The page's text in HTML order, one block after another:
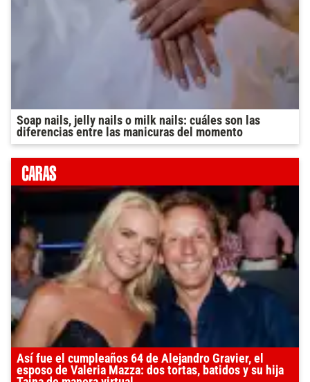
Soap nails, jelly nails o milk nails: cuáles son las
diferencias entre las manicuras del momento
Así fue el cumpleaños 64 de Alejandro Gravier, el
esposo de Valeria Mazza: dos tortas, batidos y su hija